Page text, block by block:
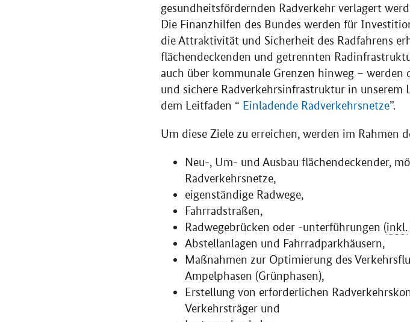
gesundheitsfördernden Radverkehr verlagert
Die Finanzhilfen des Bundes werden für
die Attraktivität und Sicherheit des Radfahrens
flächendeckenden und getrennten
auch über kommunale Grenzen hinweg –
und sichere Radverkehrsinfrastruktur in
dem Leitfaden “ Einladende Radverkehrsnetze”.
Um diese Ziele zu erreichen, werden im Rahmen
Neu-, Um- und Ausbau flächendeckender,
Radverkehrsnetze,
eigenständige Radwege,
Fahrradstraßen,
Radwegebrücken oder -unterführungen (inkl.
Abstellanlagen und Fahrradparkhäusern,
Maßnahmen zur Optimierung des
Ampelphasen (Grünphasen),
Erstellung von erforderlichen
Verkehrsträger und